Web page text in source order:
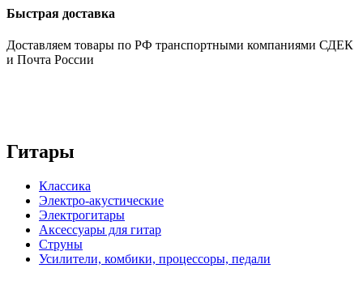
Быстрая доставка
Доставляем товары по РФ транспортными компаниями СДЕК
и Почта России
Гитары
Классика
Электро-акустические
Электрогитары
Аксессуары для гитар
Струны
Усилители, комбики, процессоры, педали